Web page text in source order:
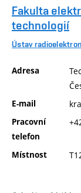
Fakulta
technologií
Ústav
Adresa
E-mail
Pracovní
telefon
Místnost